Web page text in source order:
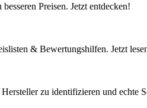
Preisen. Jetzt entdecken!
& Bewertungshilfen. Jetzt
zu identifizieren und echte